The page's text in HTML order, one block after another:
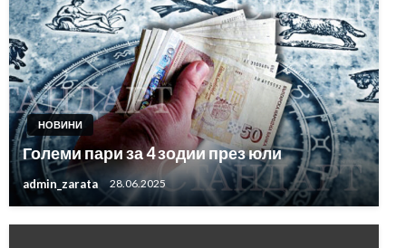
НОВИНИ
Големи пари за 4 зодии през юли
admin_zarata 28.06.2025